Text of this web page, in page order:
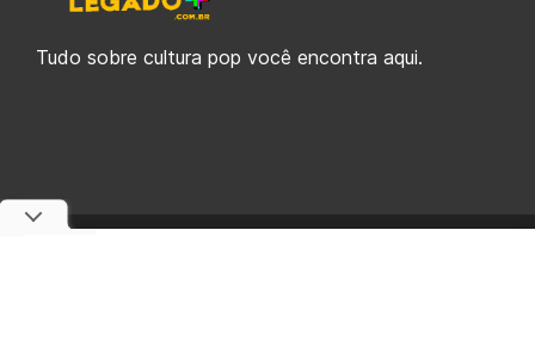
Tudo sobre cultura pop você encontra aqui.